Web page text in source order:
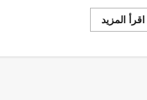
اقرأ المزيداقرأ
المزيد
Based